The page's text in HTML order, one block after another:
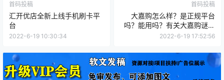
首码投稿
汇开优店全新上线手机刷卡平
台
2022-6-19 10:30:34
首码投稿
大嘉购怎么样？是正规平台
吗？能用吗？有关大嘉购谜团
史上最全解析
2022-6-19 17:52:56